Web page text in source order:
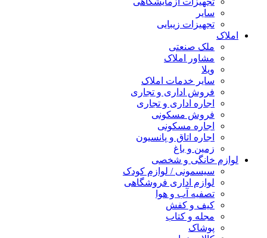
سایر
تجهیزات زیبایی
املاک
ملک صنعتی
مشاور املاک
ویلا
سایر خدمات املاک
فروش اداری و تجاری
اجاره اداری و تجاری
فروش مسکونی
اجاره مسکونی
اجاره اتاق و پانسیون
زمین و باغ
لوازم خانگی و شخصی
سیسمونی / لوازم کودک
لوازم اداری فروشگاهی
تصفیه آب و هوا
کیف و کفش
مجله و کتاب
پوشاک